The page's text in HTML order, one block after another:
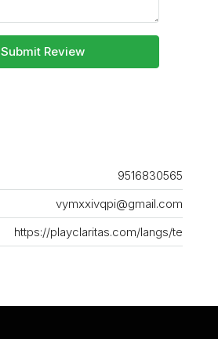
Submit Review
9516830565
vymxxivqpi@gmail.com
https://playclaritas.com/langs/te